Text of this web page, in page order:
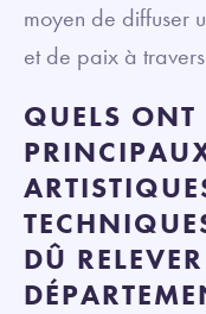
moyen de diffuser
et de paix à
QUELS ONT
DÛ